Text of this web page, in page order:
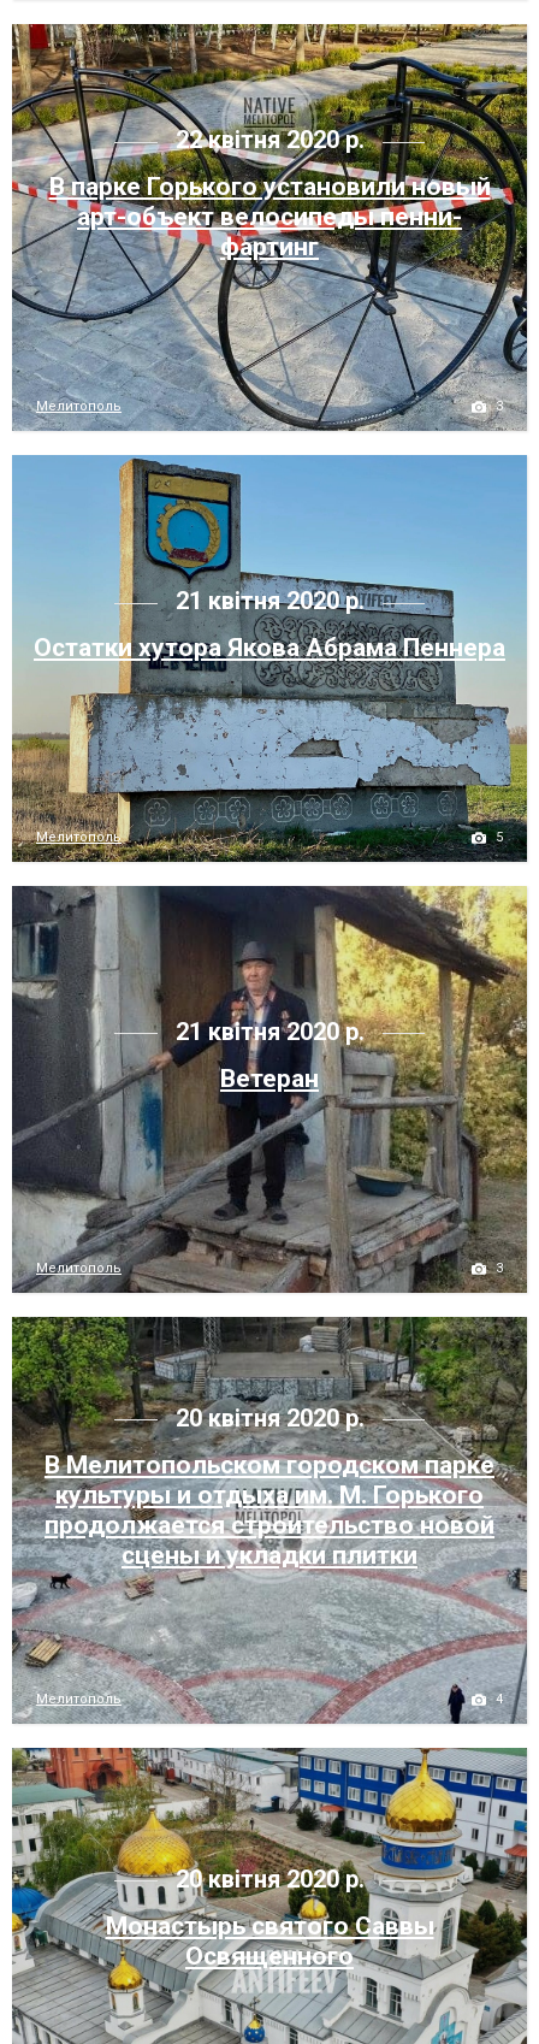
22 квітня 2020 р.
В парке Горького установили новый
арт-объект велосипеды пенни-
фартинг
Мелитополь 3
21 квітня 2020 р.
Остатки хутора Якова Абрама Пеннера
Мелитополь 5
21 квітня 2020 р.
Ветеран
Мелитополь 3
20 квітня 2020 р.
В Мелитопольском городском парке
культуры и отдыха им. М. Горького
продолжается строительство новой
сцены и укладки плитки
Мелитополь 4
20 квітня 2020 р.
Монастырь святого Саввы
Освященного